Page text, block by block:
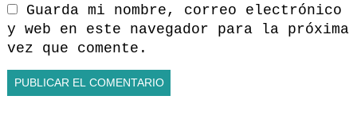
Guarda mi nombre, correo electrónico
y web en este navegador para la próxima
vez que comente.